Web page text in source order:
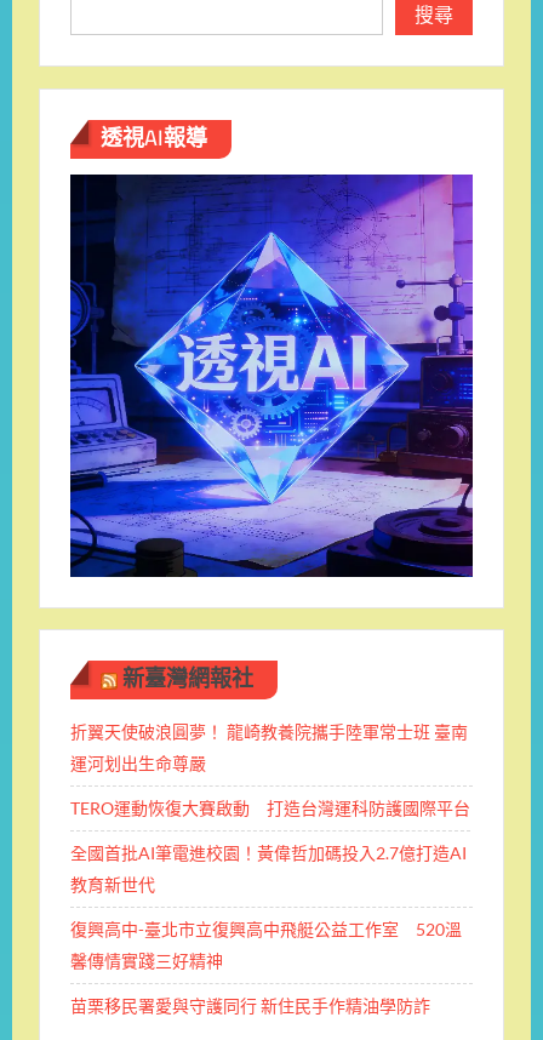
搜尋
透視AI報導
新臺灣網報社
折翼天使破浪圓夢！ 龍崎教養院攜手陸軍常士班 ​臺南
運河划出生命尊嚴
TERO運動恢復大賽啟動 打造台灣運科防護國際平台
全國首批AI筆電進校園！黃偉哲加碼投入2.7億打造AI
教育新世代
復興高中-臺北市立復興高中飛艇公益工作室 520溫
馨傳情實踐三好精神
苗栗移民署愛與守護同行 新住民手作精油學防詐